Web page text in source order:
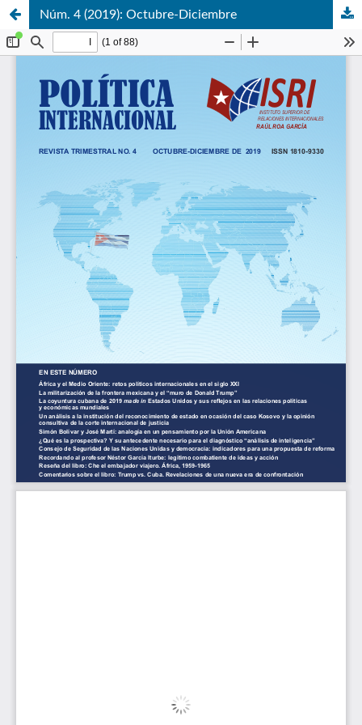
Núm. 4 (2019): Octubre-Diciembre